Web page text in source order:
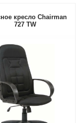
кресло Chairman
727 TW